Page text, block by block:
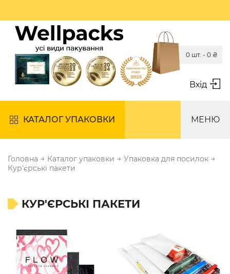
Вхід
0 шт. - 0 ₴
КАТАЛОГ УПАКОВКИ МЕНЮ
Головна → Каталог упаковки → Упаковка для посилок →
Кур'єрські пакети
КУР'ЄРСЬКІ ПАКЕТИ